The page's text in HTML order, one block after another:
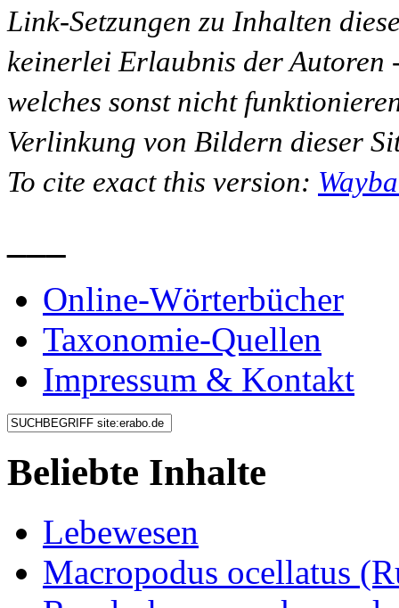
Link-Setzungen zu Inhalten
keinerlei Erlaubnis der Autoren
welches sonst nicht
Verlinkung von Bildern dieser
To cite exact this version:
Online-Wörterbücher
Taxonomie-Quellen
Impressum & Kontakt
Beliebte Inhalte
Lebewesen
Macropodus ocellatus